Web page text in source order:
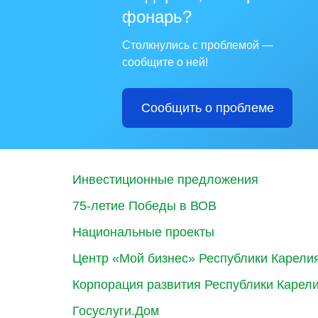
фонарь?
Столкнулись с проблемой —
сообщите о ней!
Сообщить о проблеме
Инвестиционные предложения
75-летие Победы в ВОВ
Национальные проекты
Центр «Мой бизнес» Республики
Корпорация развития Республики
Госуслуги.Дом